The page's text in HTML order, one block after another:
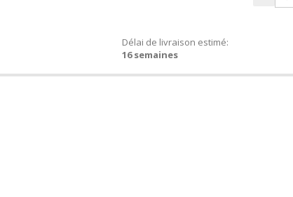
Délai de livraison estimé:
16 semaines